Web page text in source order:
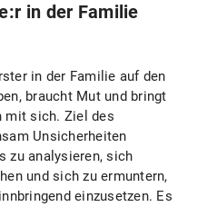
in der Familie
in der Familie auf den
braucht Mut und bringt
mit sich. Ziel des
Unsicherheiten
zu analysieren, sich
und sich zu ermuntern,
einzusetzen. Es